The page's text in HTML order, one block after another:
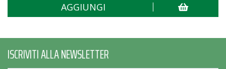
AGGIUNGI
ISCRIVITI ALLA NEWSLETTER